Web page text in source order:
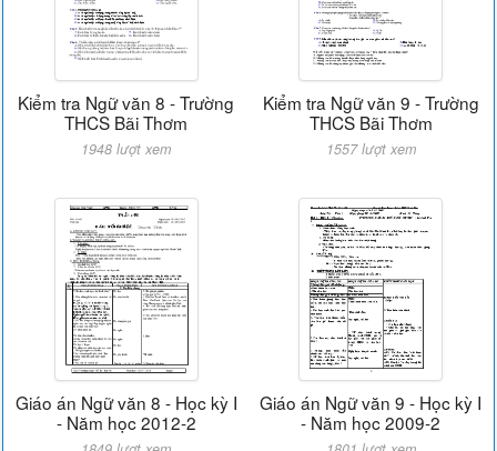
Kiểm tra Ngữ văn 8 - Trường
THCS Bãi Thơm
1948 lượt xem
Kiểm tra Ngữ văn 9 - Trường
THCS Bãi Thơm
1557 lượt xem
Giáo án Ngữ văn 8 - Học kỳ I
- Năm học 2012-2
Giáo án Ngữ văn 9 - Học kỳ I
- Năm học 2009-2